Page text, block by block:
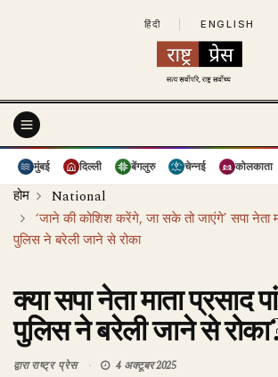
हिंदी ENGLISH
मुंबई दिल्ली बेंगलुरु चेन्नई कोलकाता
होम
National
‘जाने की कोशिश करेंगे, जा सके तो जाएंगे’ सपा नेता
पुलिस ने बरेली जाने से रोका
क्या सपा नेता माता प्रसाद
पुलिस ने बरेली जाने से
द्वाराराष्ट्र प्रेस 4 अक्टूबर 2025